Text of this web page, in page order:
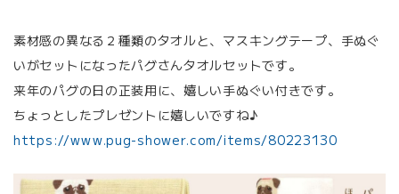
素材感の異なる２種類のタオルと、マスキングテープ、手ぬぐ
いがセットになったパグさんタオルセットです。
来年のパグの日の正装用に、嬉しい手ぬぐい付きです。
ちょっとしたプレゼントに嬉しいですね♪
https://www.pug-shower.com/items/80223130